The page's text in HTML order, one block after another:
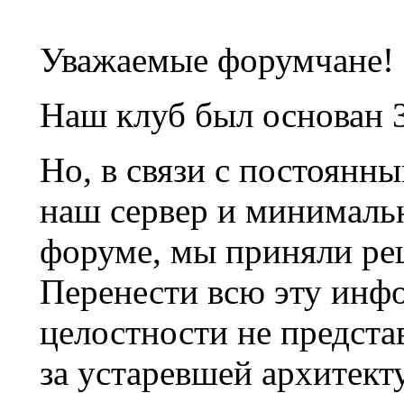
Уважаемые форумчане!
Наш клуб был основан
Но, в связи с
наш сервер и
форуме, мы приняли
Перенести всю эту
целостности не
за устаревшей